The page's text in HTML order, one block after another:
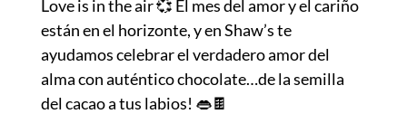
Love is in the air 💞 El mes del amor y el cariño
están en el horizonte, y en Shaw’s te
ayudamos celebrar el verdadero amor del
alma con auténtico chocolate…de la semilla
del cacao a tus labios! 👄🍫